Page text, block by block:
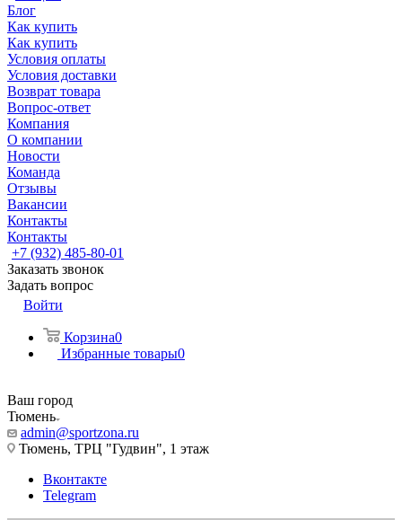
Блог
Как купить
Как купить
Условия оплаты
Условия доставки
Возврат товара
Вопрос-ответ
Компания
О компании
Новости
Команда
Отзывы
Вакансии
Контакты
Контакты
+7 (932) 485-80-01
Заказать звонок
Задать вопрос
Войти
Корзина0
Избранные товары0
Ваш город
Тюмень
admin@sportzona.ru
Тюмень, ТРЦ "Гудвин", 1 этаж
Вконтакте
Telegram